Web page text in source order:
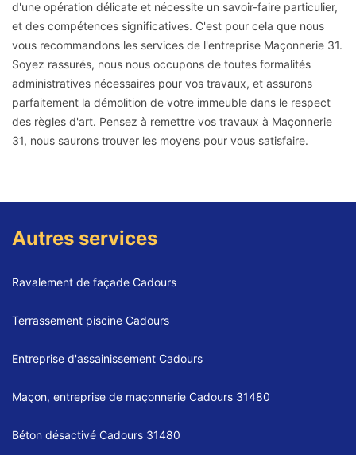
d'une opération délicate et nécessite un savoir-faire particulier,
et des compétences significatives. C'est pour cela que nous
vous recommandons les services de l'entreprise Maçonnerie 31.
Soyez rassurés, nous nous occupons de toutes formalités
administratives nécessaires pour vos travaux, et assurons
parfaitement la démolition de votre immeuble dans le respect
des règles d'art. Pensez à remettre vos travaux à Maçonnerie
31, nous saurons trouver les moyens pour vous satisfaire.
Autres services
Ravalement de façade Cadours
Terrassement piscine Cadours
Entreprise d'assainissement Cadours
Maçon, entreprise de maçonnerie Cadours 31480
Béton désactivé Cadours 31480